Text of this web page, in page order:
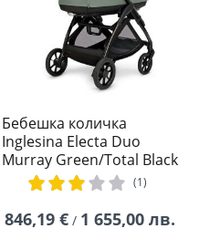
Бебешка количка
Inglesina Electa Duo
Murray Green/Total Black
рейтинг:
(1)
846,19 €/ 1 655,00 лв.